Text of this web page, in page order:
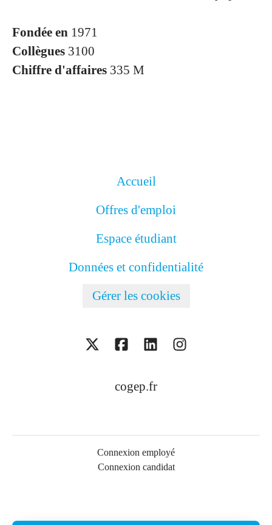
Fondée en 1971
Collègues 3100
Chiffre d'affaires 335 M
Accueil
Offres d'emploi
Espace étudiant
Données et confidentialité
Gérer les cookies
cogep.fr
Connexion employé
Connexion candidat